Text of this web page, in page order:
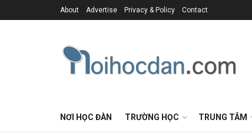
About Advertise Privacy & Policy Contact
NƠI HỌC ĐÀN TRƯỜNG HỌC TRUNG TÂM